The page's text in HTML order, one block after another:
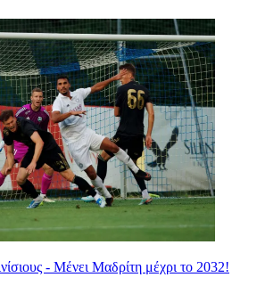
- Μένει Μαδρίτη μέχρι το 2032!